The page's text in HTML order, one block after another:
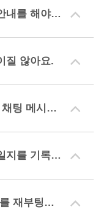
야 하나요?
질 않아요.
. 어떻게 하면 되나요?
데 어떻게 하나요?
할 수 있나요?